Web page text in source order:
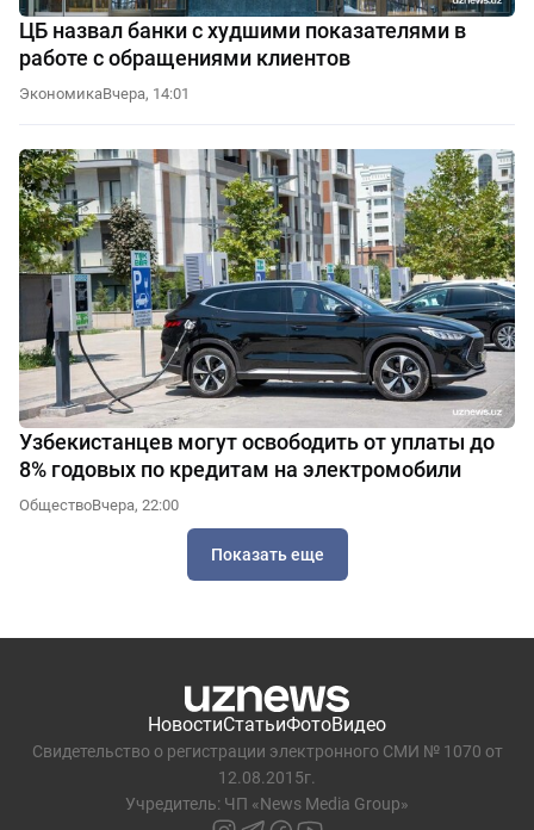
ЦБ назвал банки с худшими показателями в
работе с обращениями клиентов
ЭкономикаВчера, 14:01
Узбекистанцев могут освободить от уплаты до
8% годовых по кредитам на электромобили
ОбществоВчера, 22:00
Показать еще
НовостиСтатьиФотоВидео
Свидетельство о регистрации электронного СМИ № 1070 от
12.08.2015г.
Учредитель: ЧП «News Media Group»